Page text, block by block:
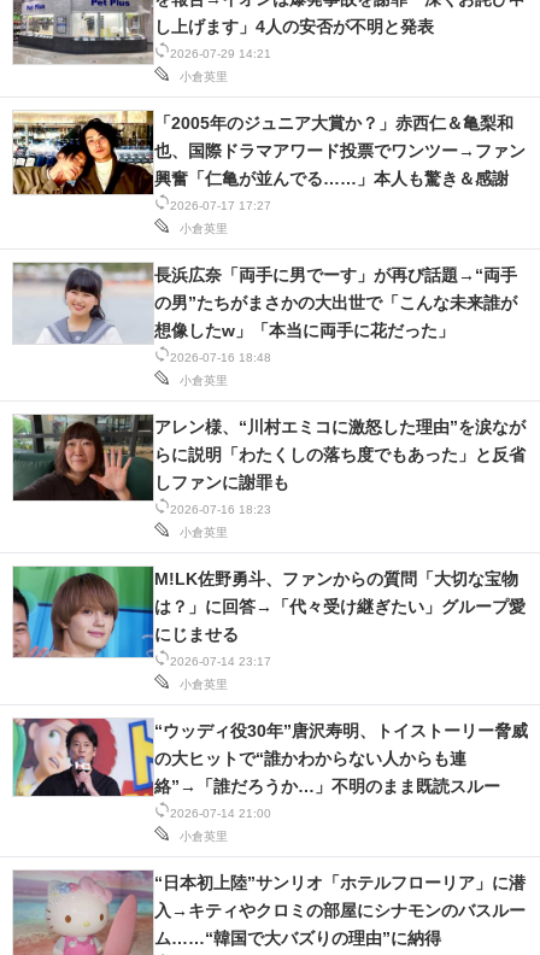
2026-07-29 14:21
小倉英里
し上げます」4人の安否が不明と発表
2026-07-17 17:27
小倉英里
「2005年のジュニア大賞か？」赤西仁＆亀梨和
也、国際ドラマアワード投票でワンツー→ファン
興奮「仁亀が並んでる……」本人も驚き＆感謝
2026-07-16 18:48
小倉英里
長浜広奈「両手に男でーす」が再び話題→“両手
の男”たちがまさかの大出世で「こんな未来誰が
想像したw」「本当に両手に花だった」
2026-07-16 18:23
小倉英里
アレン様、“川村エミコに激怒した理由”を涙なが
らに説明「わたくしの落ち度でもあった」と反省
しファンに謝罪も
2026-07-14 23:17
小倉英里
M!LK佐野勇斗、ファンからの質問「大切な宝物
は？」に回答→「代々受け継ぎたい」グループ愛
にじませる
2026-07-14 21:00
小倉英里
“ウッディ役30年”唐沢寿明、トイストーリー脅威
の大ヒットで“誰かわからない人からも連
絡”→「誰だろうか…」不明のまま既読スルー
“日本初上陸”サンリオ「ホテルフローリア」に潜
入→キティやクロミの部屋にシナモンのバスルー
ム……“韓国で大バズりの理由”に納得